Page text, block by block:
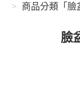
商品分類「臉
臉